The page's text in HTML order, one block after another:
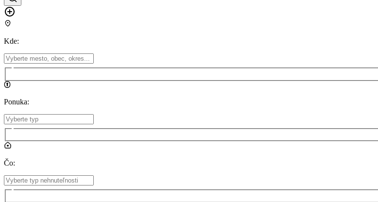
Kde:
Ponuka:
Čo: